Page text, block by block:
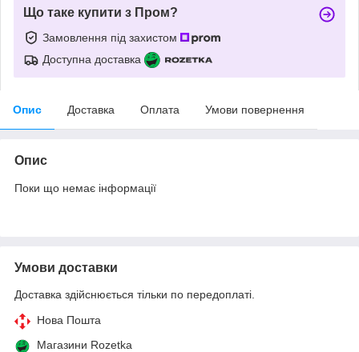
Що таке купити з Пром?
Замовлення під захистом
Доступна доставка
Опис Доставка Оплата Умови повернення
Опис
Поки що немає інформації
Умови доставки
Доставка здійснюється тільки по передоплаті.
Нова Пошта
Магазини Rozetka